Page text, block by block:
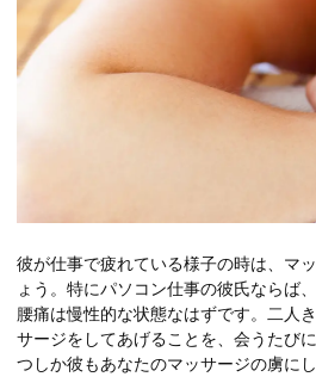
彼が仕事で疲れている様子の時は、マ
ょう。特にパソコン仕事の彼氏ならば
腰痛は慢性的な状態なはずです。二人
サージをしてあげることを、会うたび
つしか彼もあなたのマッサージの虜に